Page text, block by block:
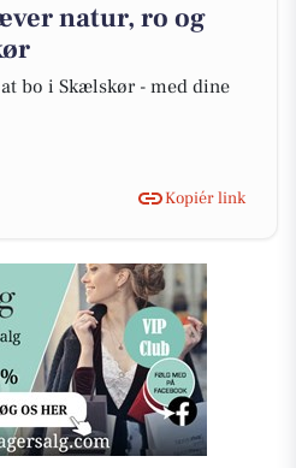
natur, ro og
bo i Skælskør - med dine
Kopiér link